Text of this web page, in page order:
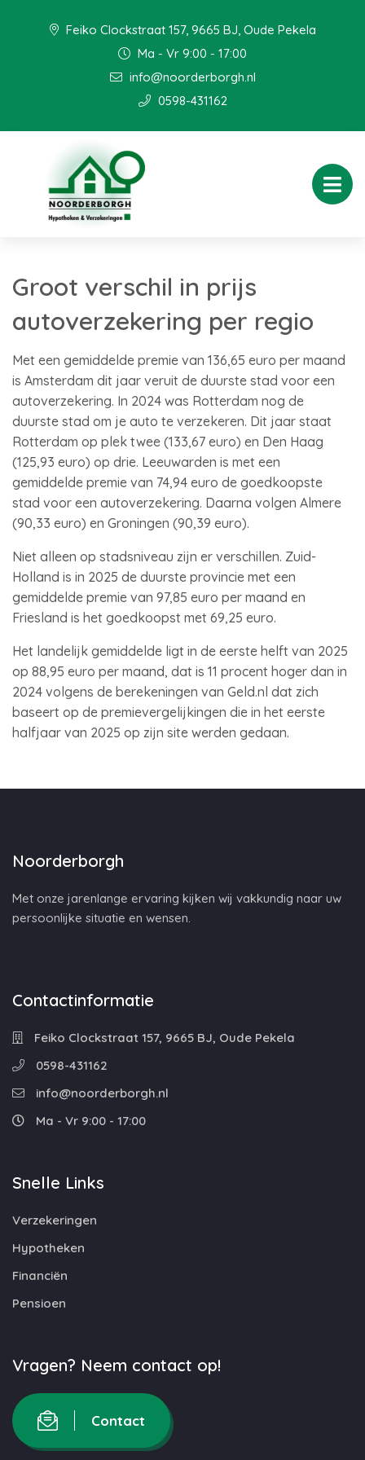
Feiko Clockstraat 157, 9665 BJ, Oude Pekela
Ma - Vr 9:00 - 17:00
info@noorderborgh.nl
0598-431162
Groot verschil in prijs
autoverzekering per regio
Met een gemiddelde premie van 136,65 euro per maand
is Amsterdam dit jaar veruit de duurste stad voor een
autoverzekering. In 2024 was Rotterdam nog de
duurste stad om je auto te verzekeren. Dit jaar staat
Rotterdam op plek twee (133,67 euro) en Den Haag
(125,93 euro) op drie. Leeuwarden is met een
gemiddelde premie van 74,94 euro de goedkoopste
stad voor een autoverzekering. Daarna volgen Almere
(90,33 euro) en Groningen (90,39 euro).
Niet alleen op stadsniveau zijn er verschillen. Zuid-
Holland is in 2025 de duurste provincie met een
gemiddelde premie van 97,85 euro per maand en
Friesland is het goedkoopst met 69,25 euro.
Het landelijk gemiddelde ligt in de eerste helft van 2025
op 88,95 euro per maand, dat is 11 procent hoger dan in
2024 volgens de berekeningen van Geld.nl dat zich
baseert op de premievergelijkingen die in het eerste
halfjaar van 2025 op zijn site werden gedaan.
Noorderborgh
Met onze jarenlange ervaring kijken wij vakkundig naar uw
persoonlijke situatie en wensen.
Contactinformatie
Feiko Clockstraat 157, 9665 BJ, Oude Pekela
0598-431162
info@noorderborgh.nl
Ma - Vr 9:00 - 17:00
Snelle Links
Verzekeringen
Hypotheken
Financiën
Pensioen
Vragen? Neem contact op!
Contact